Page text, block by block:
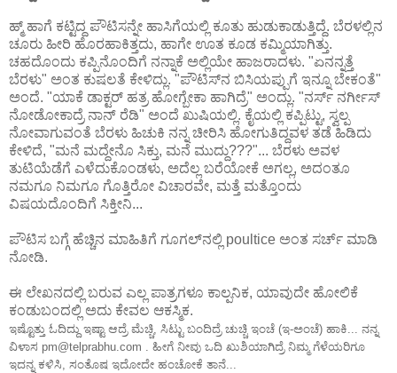
ಹ್ಮ್ ಹಾಗೆ ಕಟ್ಟಿದ್ದ ಪೌಟಿಸನ್ನೇ ಹಾಸಿಗೆಯಲ್ಲಿ ಕೂತು ಹುಡುಕಾಡುತ್ತಿದ್ದೆ. ಬೆರಳಲ್ಲಿನ
ಚೂರು ಹೀರಿ ಹೊರಹಾಕಿತ್ತದು, ಹಾಗೇ ಊತ ಕೂಡ ಕಮ್ಮಿಯಾಗಿತ್ತು.
ಚಹದೊಂದು ಕಪ್ಪಿನೊಂದಿಗೆ ನನ್ನಾಕೆ ಅಲ್ಲಿಯೇ ಹಾಜರಾದಳು. "ಏನನ್ನತ್ತೆ
ಬೆರಳು" ಅಂತ ಕುಷಲತೆ ಕೇಳಿದ್ಲು. "ಪೌಟಿಸ್‌ನ ಬಿಸಿಯಪ್ಪುಗೆ ಇನ್ನೂ ಬೇಕಂತೆ"
ಅಂದೆ. "ಯಾಕೆ ಡಾಕ್ಟರ್ ಹತ್ರ ಹೋಗ್ಬೇಕಾ ಹಾಗಿದ್ರೆ" ಅಂದ್ಲು. "ನರ್ಸ್ ನರ್ಗೀಸ್
ನೋಡೋಕಾದ್ರೆ ನಾನ್ ರೆಡಿ" ಅಂದೆ ಖುಷಿಯಲ್ಲಿ. ಕೈಯಲ್ಲಿ ಕಪ್ಪಿಟ್ಟು, ಸ್ವಲ್ಪ
ನೋವಾಗುವಂತೆ ಬೆರಳು ಹಿಚುಕಿ ನನ್ನ ಚೀರಿಸಿ ಹೋಗುತಿದ್ದವಳ ತಡೆ ಹಿಡಿದು
ಕೇಳಿದೆ, "ಮನೆ ಮದ್ದೇನೊ ಸಿಕ್ತು, ಮನೆ ಮುದ್ದು???"... ಬೆರಳು ಅವಳ
ತುಟಿಯೆಡೆಗೆ ಎಳೆದುಕೊಂಡಳು, ಅದೆಲ್ಲ ಬರೆಯೋಕೆ ಅಗಲ್ಲ, ಅದಂತೂ
ನಮಗೂ ನಿಮಗೂ ಗೊತ್ತಿರೋ ವಿಚಾರವೇ, ಮತ್ತೆ ಮತ್ತೊಂದು
ವಿಷಯದೊಂದಿಗೆ ಸಿಕ್ತೀನಿ...
ಪೌಟಿಸ ಬಗ್ಗೆ ಹೆಚ್ಚಿನ ಮಾಹಿತಿಗೆ ಗೂಗಲ್‌ನಲ್ಲಿ poultice ಅಂತ ಸರ್ಚ್ ಮಾಡಿ
ನೋಡಿ.
ಈ ಲೇಖನದಲ್ಲಿ ಬರುವ ಎಲ್ಲ ಪಾತ್ರಗಳೂ ಕಾಲ್ಪನಿಕ, ಯಾವುದೇ ಹೋಲಿಕೆ
ಕಂಡುಬಂದಲ್ಲಿ ಅದು ಕೇವಲ ಆಕಸ್ಮಿಕ.
ಇಷ್ಟೊತ್ತು ಓದಿದ್ದು ಇಷ್ಟಾ ಆದ್ರೆ ಮೆಚ್ಚಿ, ಸಿಟ್ಟು ಬಂದಿದ್ರೆ ಚುಚ್ಚಿ ಇಂಚೆ (ಇ-ಅಂಚೆ) ಹಾಕಿ... ನನ್ನ
ವಿಳಾಸ pm@telprabhu.com . ಹೀಗೆ ನೀವು ಒದಿ ಖುಶಿಯಾಗಿದ್ರೆ ನಿಮ್ಮ ಗೆಳೆಯರಿಗೂ
ಇದನ್ನ ಕಳಿಸಿ, ಸಂತೊಷ ಇದೋದೇ ಹಂಚೋಕೆ ತಾನೆ...